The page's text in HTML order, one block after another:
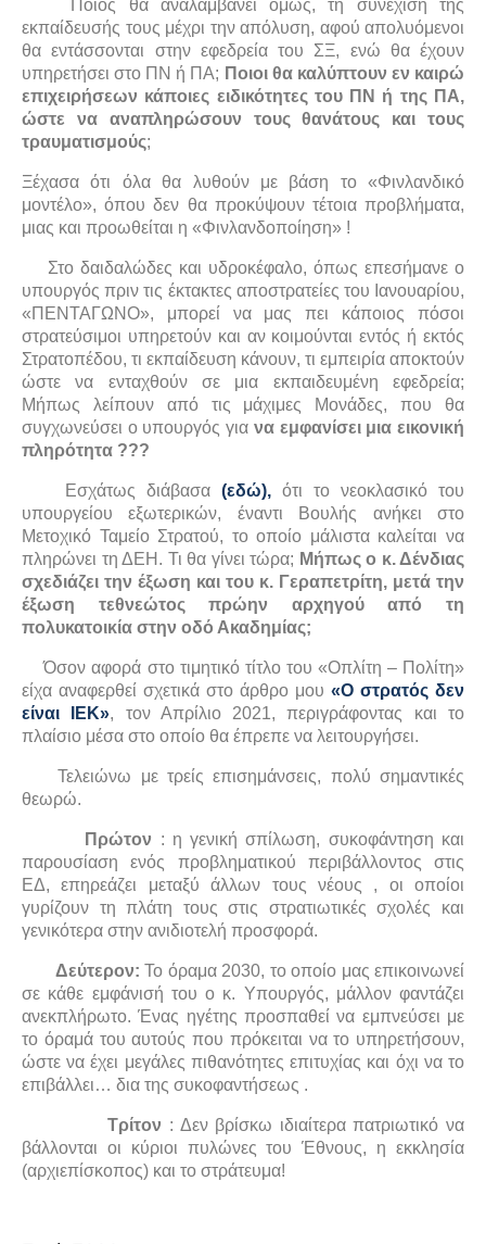
Ποιος θα αναλαμβάνει όμως, τη συνέχιση της
εκπαίδευσής τους μέχρι την απόλυση, αφού απολυόμενοι
θα εντάσσονται στην εφεδρεία του ΣΞ, ενώ θα έχουν
υπηρετήσει στο ΠΝ ή ΠΑ; Ποιοι θα καλύπτουν εν καιρώ
επιχειρήσεων κάποιες ειδικότητες του ΠΝ ή της ΠΑ,
ώστε να αναπληρώσουν τους θανάτους και τους
τραυματισμούς;
Ξέχασα ότι όλα θα λυθούν με βάση το «Φινλανδικό
μοντέλο», όπου δεν θα προκύψουν τέτοια προβλήματα,
μιας και προωθείται η «Φινλανδοποίηση» !
Στο δαιδαλώδες και υδροκέφαλο, όπως επεσήμανε ο
υπουργός πριν τις έκτακτες αποστρατείες του Ιανουαρίου,
«ΠΕΝΤΑΓΩΝΟ», μπορεί να μας πει κάποιος πόσοι
στρατεύσιμοι υπηρετούν και αν κοιμούνται εντός ή εκτός
Στρατοπέδου, τι εκπαίδευση κάνουν, τι εμπειρία αποκτούν
ώστε να ενταχθούν σε μια εκπαιδευμένη εφεδρεία;
Μήπως λείπουν από τις μάχιμες Μονάδες, που θα
συγχωνεύσει ο υπουργός για να εμφανίσει μια εικονική
πληρότητα ???
Εσχάτως διάβασα (εδώ), ότι το νεοκλασικό του
υπουργείου εξωτερικών, έναντι Βουλής ανήκει στο
Μετοχικό Ταμείο Στρατού, το οποίο μάλιστα καλείται να
πληρώνει τη ΔΕΗ. Τι θα γίνει τώρα; Μήπως ο κ. Δένδιας
σχεδιάζει την έξωση και του κ. Γεραπετρίτη, μετά την
έξωση τεθνεώτος πρώην αρχηγού από τη
πολυκατοικία στην οδό Ακαδημίας;
Όσον αφορά στο τιμητικό τίτλο του «Οπλίτη – Πολίτη»
είχα αναφερθεί σχετικά στο άρθρο μου «Ο στρατός δεν
είναι ΙΕΚ», τον Απρίλιο 2021, περιγράφοντας και το
πλαίσιο μέσα στο οποίο θα έπρεπε να λειτουργήσει.
Τελειώνω με τρείς επισημάνσεις, πολύ σημαντικές
θεωρώ.
Πρώτον : η γενική σπίλωση, συκοφάντηση και
παρουσίαση ενός προβληματικού περιβάλλοντος στις
ΕΔ, επηρεάζει μεταξύ άλλων τους νέους , οι οποίοι
γυρίζουν τη πλάτη τους στις στρατιωτικές σχολές και
γενικότερα στην ανιδιοτελή προσφορά.
Δεύτερον: Το όραμα 2030, το οποίο μας επικοινωνεί
σε κάθε εμφάνισή του ο κ. Υπουργός, μάλλον φαντάζει
ανεκπλήρωτο. Ένας ηγέτης προσπαθεί να εμπνεύσει με
το όραμά του αυτούς που πρόκειται να το υπηρετήσουν,
ώστε να έχει μεγάλες πιθανότητες επιτυχίας και όχι να το
επιβάλλει… δια της συκοφαντήσεως .
Τρίτον : Δεν βρίσκω ιδιαίτερα πατριωτικό να
βάλλονται οι κύριοι πυλώνες του Έθνους, η εκκλησία
(αρχιεπίσκοπος) και το στράτευμα!